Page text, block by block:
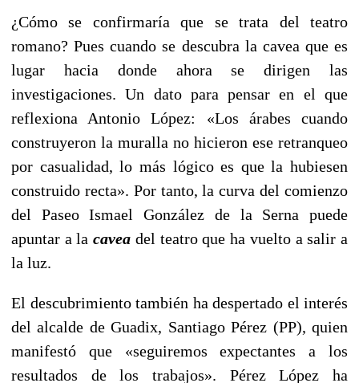
¿Cómo se confirmaría que se trata del teatro
romano? Pues cuando se descubra la cavea que es
lugar hacia donde ahora se dirigen las
investigaciones. Un dato para pensar en el que
reflexiona Antonio López: «Los árabes cuando
construyeron la muralla no hicieron ese retranqueo
por casualidad, lo más lógico es que la hubiesen
construido recta». Por tanto, la curva del comienzo
del Paseo Ismael González de la Serna puede
apuntar a lacavea del teatro que ha vuelto a salir a
la luz.
El descubrimiento también ha despertado el interés
del alcalde de Guadix, Santiago Pérez (PP), quien
manifestó que «seguiremos expectantes a los
resultados de los trabajos». Pérez López ha